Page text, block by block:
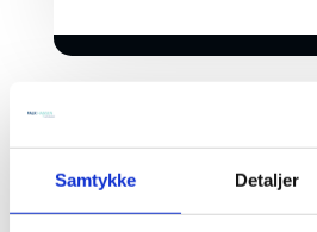
Samtykke Detaljer
Relaterede artikler